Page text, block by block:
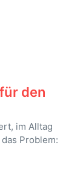
den
im Alltag
Problem: